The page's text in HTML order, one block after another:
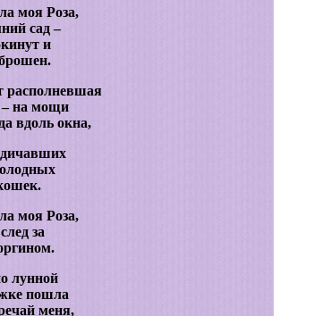
моя Роза,
сад –
и
располневшая
– на мощи
вдоль окна,
моя Роза,
за
лунной
пошла
меня,